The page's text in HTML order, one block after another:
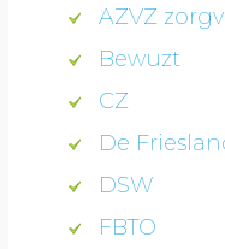
AZVZ
Bewuzt
CZ
De
DSW
FBTO